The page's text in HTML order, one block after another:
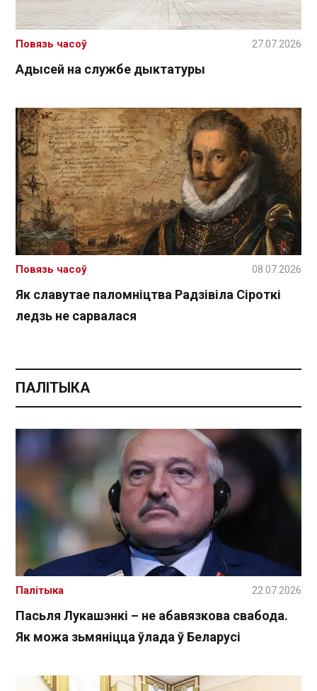
Адысей на службе дыктатуры
Повязь часоў 27.07.2026
Як славутае паломніцтва Радзівіла Сіроткі
ледзь не сарвалася
Повязь часоў 08.07.2026
ПАЛІТЫКА
Пасьля Лукашэнкі – не абавязкова свабода.
Як можа зьмяніцца ўлада ў Беларусі
Палітыка 22.07.2026